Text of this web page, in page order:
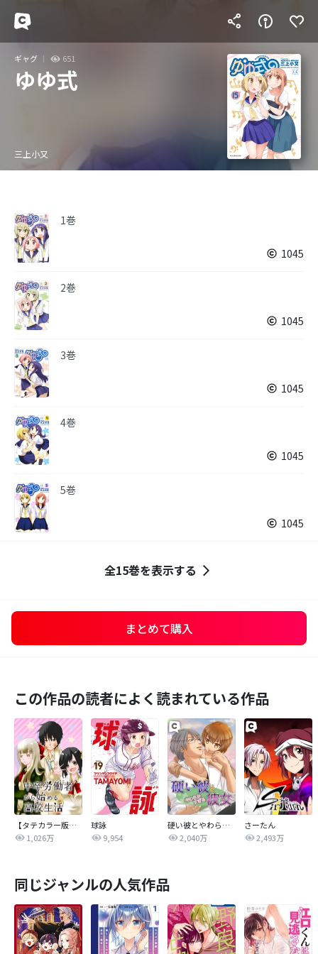
ギャグ 651
ゆゆ式
三上小又
1巻
1045
2巻
1045
3巻
1045
4巻
1045
5巻
1045
全15巻を表示する
まとめて購入
この作品の読者によく読まれている作品
【タテカラー版】中卒労働者から始める高校生活
1,026万
球詠
9,954
硬い彼とやわらかすぎる彼女
2,040万
さーたん
2,493万
同じジャンルの人気作品